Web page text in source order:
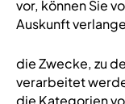
vor, können Sie
Auskunft
die Zwecke, zu
verarbeitet
die Kategorien